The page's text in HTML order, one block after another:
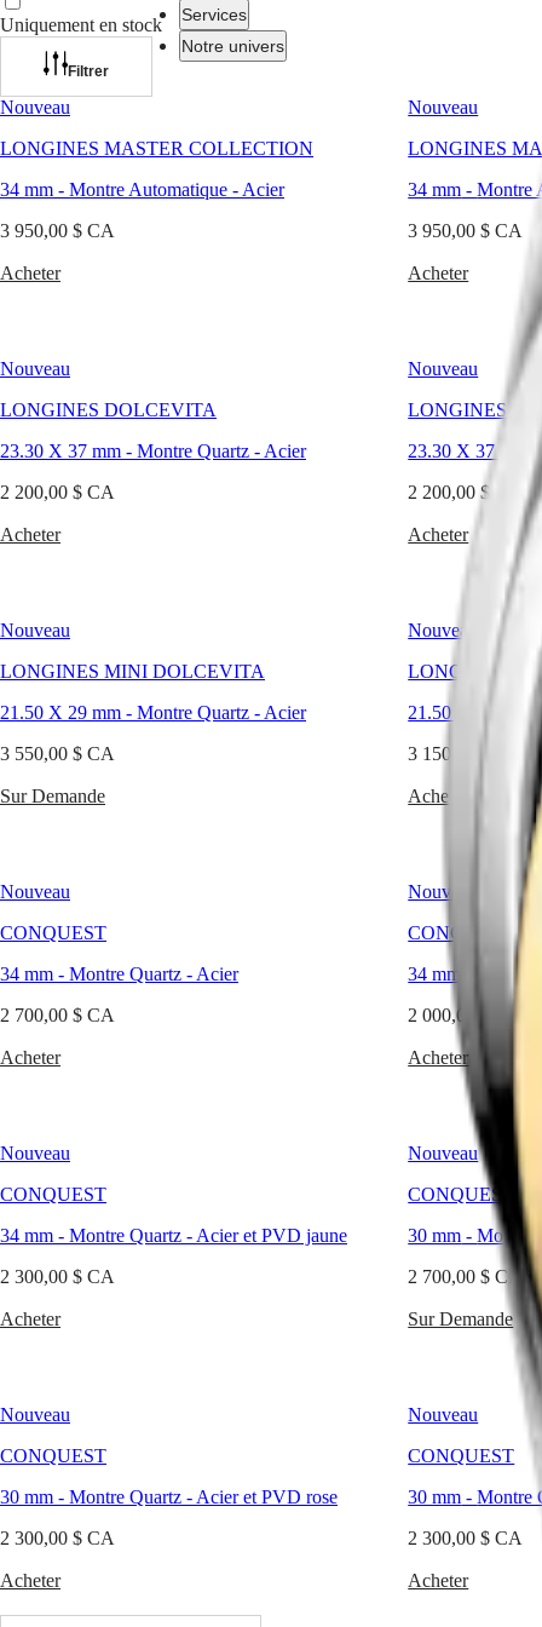
Services
Notre univers
Montres
Master
MASTER
MASTER
MASTER
GMT
Conquest
HYDROCONQUEST
SPIRIT
SPIRIT
FLYBACK
LONGINES
SPIRIT
CHRONOGRAPH
Elegance
MINI
DOLCEVITA
LONGINES
ELEGANT
COLLECTION
LA
GRANDE
CLASSIQUE
Heritage
Afrique
South
(En
United
Pacifique
Australia
國
국
Hong
Kong
SAR
香
特
區
(Zh)
日
澳
門
政
Malaysia
Singapore
台
湾
區
Belgique
België
)
Denmark
France
Deutschland
Uniquement en stock
Filtrer
Nouveau
LONGINES MASTER COLLECTION
34 mm - Montre Automatique - Acier
3 950,00 $ CA
Acheter
Nouveau
LONGINES
34 mm -Montre
3 950,00 $ CA
Acheter
Nouveau
LONGINES DOLCEVITA
23.30 X 37 mm - Montre Quartz - Acier
2 200,00 $ CA
Acheter
Nouveau
LONGINES
23.30 X 37 mm
-
2 200,00 $ CA
Acheter
Nouveau
LONGINES MINI DOLCEVITA
21.50 X 29 mm - Montre Quartz - Acier
3 550,00 $ CA
Sur Demande
Nouveau
LONGINES
21.50 X 29 mm
3 150,00 $ CA
Acheter
Nouveau
CONQUEST
34 mm - Montre Quartz - Acier
2 700,00 $ CA
Acheter
Nouveau
CONQUEST
34 mm
Montre
2 000,00 $ CA
Acheter
Nouveau
CONQUEST
34 mm - Montre Quartz - Acier et PVD jaune
2 300,00 $ CA
Acheter
Nouveau
CONQUEST
30 mm -Montre
2 700,00 $ CA
Sur Demande
Nouveau
CONQUEST
30 mm - Montre Quartz - Acier et PVD rose
2 300,00 $ CA
Acheter
Nouveau
CONQUEST
30 mm -Montre
2 300,00 $ CA
Acheter